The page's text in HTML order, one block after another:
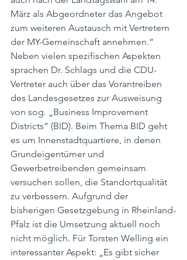
März als Abgeordneter das Angebot
zum weiteren Austausch mit Vertretern
der MY-Gemeinschaft annehmen.“
Neben vielen spezifischen Aspekten
sprachen Dr. Schlags und die CDU-
Vertreter auch über das Vorantreiben
des Landesgesetzes zur Ausweisung
von sog. „Business Improvement
Districts“ (BID). Beim Thema BID geht
es um Innenstadtquartiere, in denen
Grundeigentümer und
Gewerbetreibenden gemeinsam
versuchen sollen, die Standortqualität
zu verbessern. Aufgrund der
bisherigen Gesetzgebung in Rheinland-
Pfalz ist die Umsetzung aktuell noch
nicht möglich. Für Torsten Welling ein
interessanter Aspekt: „Es gibt sicher